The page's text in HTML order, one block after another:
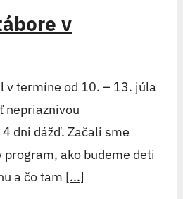
v
v termíne od 10. – 13. júla
nepriaznivou
dni dážď. Začali sme
ako budeme deti
a čo tam [...]